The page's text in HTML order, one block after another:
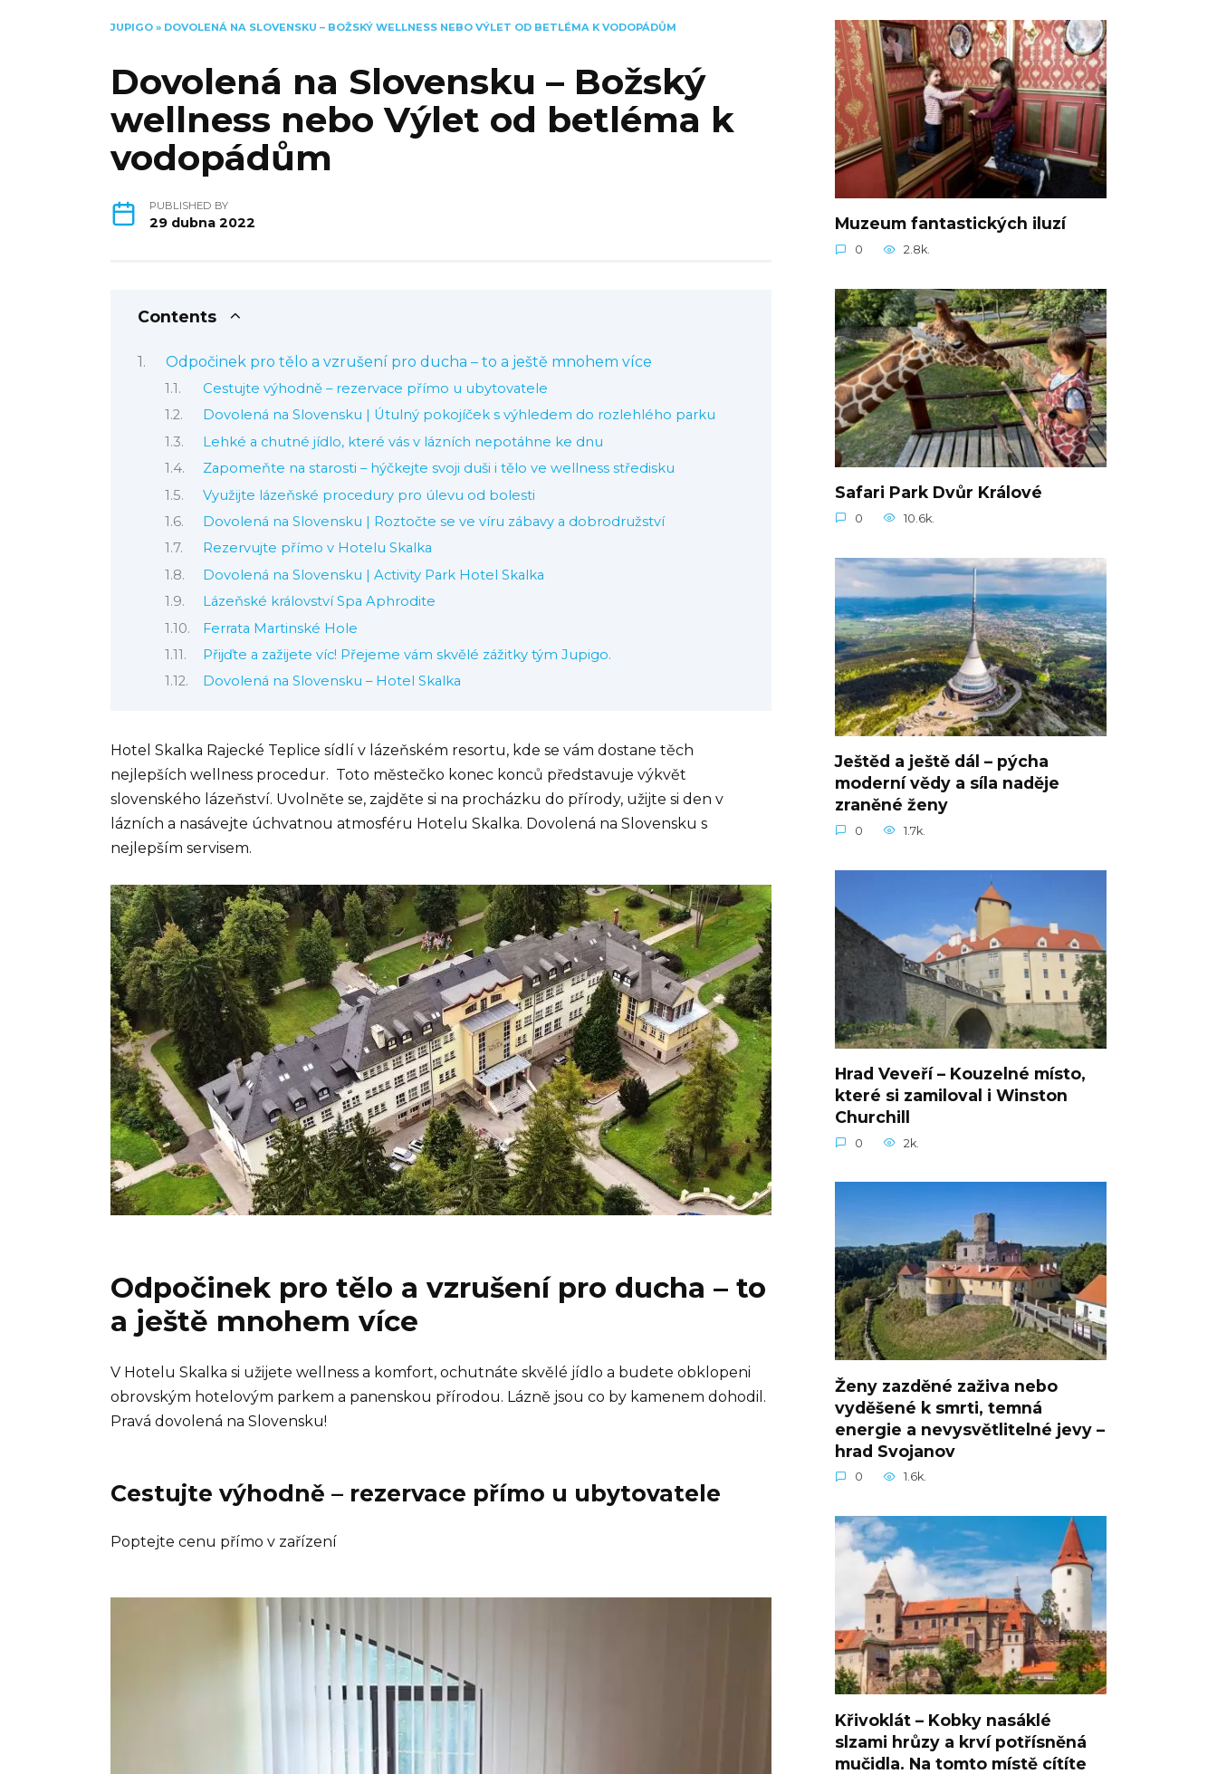
JUPIGO » DOVOLENÁ NA SLOVENSKU – BOŽSKÝ WELLNESS NEBO VÝLET OD BETLÉMA K VODOPÁDŮM
Dovolená na Slovensku – Božský
wellness nebo Výlet od betléma k
vodopádům
PUBLISHED BY
29 dubna 2022
Contents
Odpočinek pro tělo a vzrušení pro ducha – to a ještě mnohem více
Cestujte výhodně – rezervace přímo u ubytovatele
Dovolená na Slovensku | Útulný pokojíček s výhledem do rozlehlého parku
Lehké a chutné jídlo, které vás v lázních nepotáhne ke dnu
Zapomeňte na starosti – hýčkejte svoji duši i tělo ve wellness středisku
Využijte lázeňské procedury pro úlevu od bolesti
Dovolená na Slovensku | Roztočte se ve víru zábavy a dobrodružství
Rezervujte přímo v Hotelu Skalka
Dovolená na Slovensku | Activity Park Hotel Skalka
Lázeňské království Spa Aphrodite
Ferrata Martinské Hole
Přijďte a zažijete víc! Přejeme vám skvělé zážitky tým Jupigo.
Dovolená na Slovensku – Hotel Skalka
Hotel Skalka Rajecké Teplice sídlí v lázeňském resortu, kde se vám dostane těch
nejlepších wellness procedur. Toto městečko konec konců představuje výkvět
slovenského lázeňství. Uvolněte se, zajděte si na procházku do přírody, užijte si den v
lázních a nasávejte úchvatnou atmosféru Hotelu Skalka. Dovolená na Slovensku s
nejlepším servisem.
Odpočinek pro tělo a vzrušení pro ducha – to
a ještě mnohem více
V Hotelu Skalka si užijete wellness a komfort, ochutnáte skvělé jídlo a budete obklopeni
obrovským hotelovým parkem a panenskou přírodou. Lázně jsou co by kamenem dohodil.
Pravá dovolená na Slovensku!
Cestujte výhodně – rezervace přímo u ubytovatele
Poptejte cenu přímo v zařízení
Muzeum fantastických iluzí
0 2.8k.
Safari Park Dvůr Králové
0 10.6k.
Ještěd a ještě dál – pýcha
moderní vědy a síla naděje
zraněné ženy
0 1.7k.
Hrad Veveří – Kouzelné místo,
které si zamiloval i Winston
Churchill
0 2k.
Ženy zazděné zaživa nebo
vyděšené k smrti, temná
energie a nevysvětlitelné jevy –
hrad Svojanov
0 1.6k.
Křivoklát – Kobky nasáklé
slzami hrůzy a krví potřísněná
mučidla. Na tomto místě cítíte